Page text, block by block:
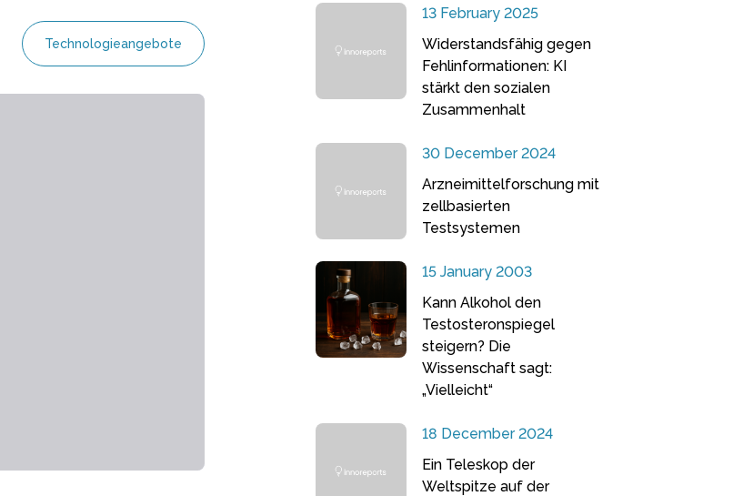
Technologieangebote
13 February 2025
Widerstandsfähig gegen
Fehlinformationen: KI
stärkt den sozialen
Zusammenhalt
30 December 2024
Arzneimittelforschung mit
zellbasierten
Testsystemen
15 January 2003
Kann Alkohol den
Testosteronspiegel
steigern? Die
Wissenschaft sagt:
„Vielleicht“
18 December 2024
Ein Teleskop der
Weltspitze auf der